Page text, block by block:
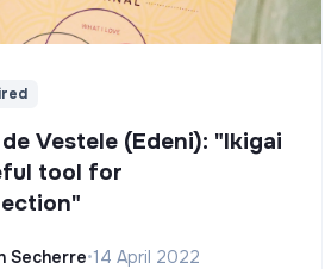
Vestele (Edeni): "Ikigai
tool for
Secherre•14 April 2022